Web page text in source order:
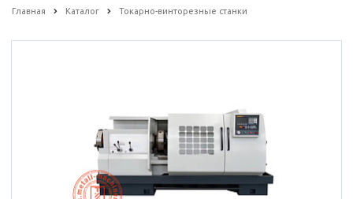
Главная Каталог Токарно-винторезные станки